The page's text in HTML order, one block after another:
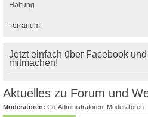
Haltung
Terrarium
Jetzt einfach über Facebook
mitmachen!
Aktuelles zu Forum und
Moderatoren: Co-Administratoren Moderatoren